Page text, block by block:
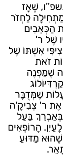
שֶׁאָז
לַחְזֹר
הַכְּאֵבִים
שֶׁל ר'
אִשְׁתּוֹ שֶׁל
זֹאת
שֶׁמַּפְנֶה
שֶׁמְּדֻבָּר
אֶת ר' צְבִיקָ'ה
בַּעַל
הָרוֹפְאִים
מַדּוּעַ